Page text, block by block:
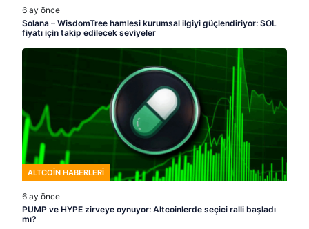
6 ay önce
Solana – WisdomTree hamlesi kurumsal ilgiyi güçlendiriyor: SOL
fiyatı için takip edilecek seviyeler
ALTCOIN HABERLERI
6 ay önce
PUMP ve HYPE zirveye oynuyor: Altcoinlerde seçici ralli başladı
mı?